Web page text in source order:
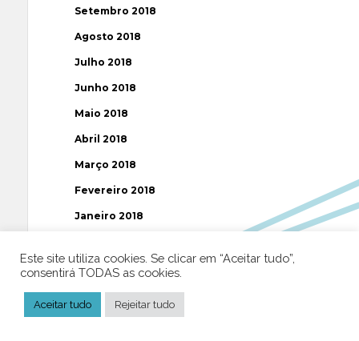
Setembro 2018
Agosto 2018
Julho 2018
Junho 2018
Maio 2018
Abril 2018
Março 2018
Fevereiro 2018
Janeiro 2018
Novembro 2017
Outubro 2017
Setembro 2017
Este site utiliza cookies. Se clicar em “Aceitar tudo”,
consentirá TODAS as cookies.
Aceitar tudo Rejeitar tudo